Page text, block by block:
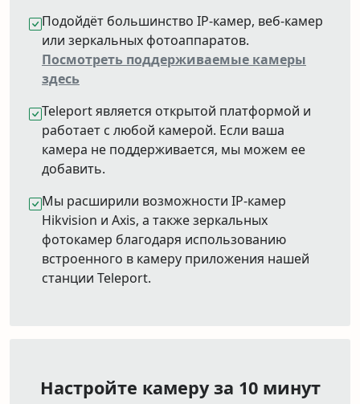
Подойдёт большинство IP-камер, веб-камер
или зеркальных фотоаппаратов.
Посмотреть поддерживаемые камеры
здесь
Teleport является открытой платформой и
работает с любой камерой. Если ваша
камера не поддерживается, мы можем ее
добавить.
Мы расширили возможности IP-камер
Hikvision и Axis, а также зеркальных
фотокамер благодаря использованию
встроенного в камеру приложения нашей
станции Teleport.
Настройте камеру за 10 минут